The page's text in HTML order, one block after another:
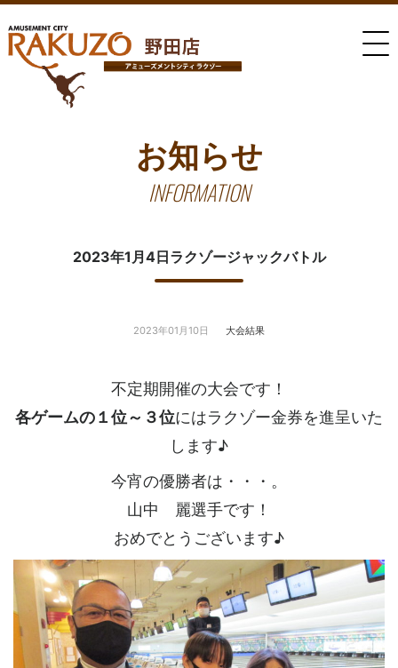
お知らせ
INFORMATION
2023年1月4日ラクゾージャックバトル
2023年01月10日 大会結果
不定期開催の大会です！
各ゲームの１位～３位にはラクゾー金券を進呈いた
します♪
今宵の優勝者は・・・。
山中 麗選手です！
おめでとうございます♪